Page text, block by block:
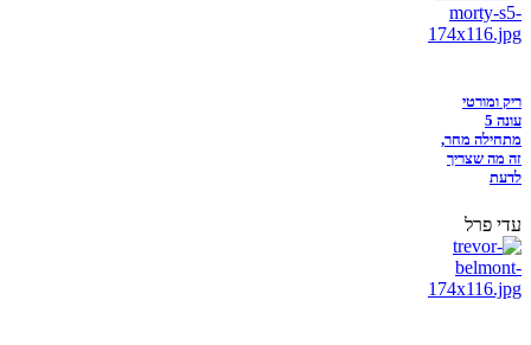
ריק ומורטי
עונה 5
מתחילה מחר,
זה מה שצריך
לדעת
עדי פרל